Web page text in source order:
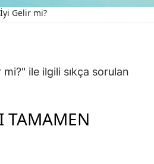
Gelir mi?
mi?" ile ilgili sıkça sorulan
TAMAMEN